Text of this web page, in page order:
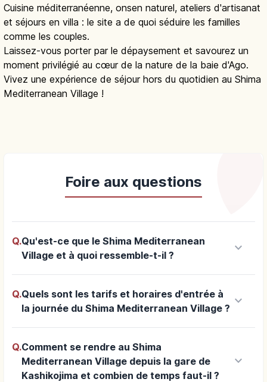
Cuisine méditerranéenne, onsen naturel, ateliers d'artisanat
et séjours en villa : le site a de quoi séduire les familles
comme les couples.
Laissez-vous porter par le dépaysement et savourez un
moment privilégié au cœur de la nature de la baie d'Ago.
Vivez une expérience de séjour hors du quotidien au Shima
Mediterranean Village !
Foire aux questions
Q.Qu'est-ce que le Shima Mediterranean
Village et à quoi ressemble-t-il ?
keyboard_arrow_down
Q.Quels sont les tarifs et horaires d'entrée à
la journée du Shima Mediterranean Village ? keyboard_arrow_down
Q.Comment se rendre au Shima
Mediterranean Village depuis la gare de
Kashikojima et combien de temps faut-il ?
keyboard_arrow_down